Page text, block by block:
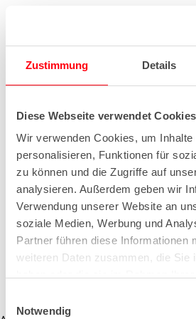
Zustimmung Details
Diese Webseite verwendet Cookies
Wir verwenden Cookies, um Inhalte
personalisieren, Funktionen für
zu können und die Zugriffe auf
analysieren. Außerdem geben wir
Verwendung unserer Website an
soziale Medien, Werbung und
Partner führen diese Informationen
weiteren Daten zusammen, die Sie
Notwendig